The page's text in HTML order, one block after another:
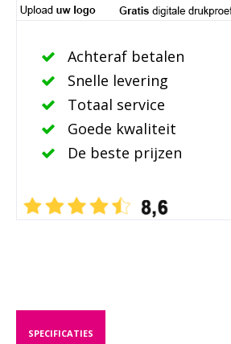
Achteraf betalen
Snelle levering
Totaal service
Goede kwaliteit
De beste prijzen
SPECIFICATIES